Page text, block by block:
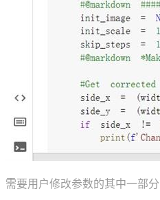
需要用户修改参数的其中一部